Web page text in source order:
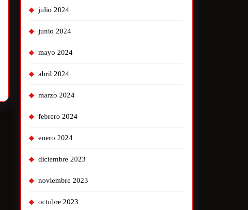
julio 2024
junio 2024
mayo 2024
abril 2024
marzo 2024
febrero 2024
enero 2024
diciembre 2023
noviembre 2023
octubre 2023